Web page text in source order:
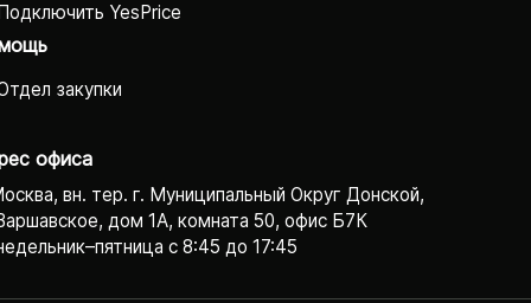
YesPrice
закупки
офиса
вн. тер. г. Муниципальный Округ Донской,
дом 1А, комната 50, офис Б7К
с 8:45 до 17:45